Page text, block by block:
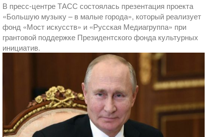
В пресс-центре ТАСС состоялась презентация проекта
«Большую музыку – в малые города», который реализует
фонд «Мост искусств» и «Русская Медиагруппа» при
грантовой поддержке Президентского фонда культурных
инициатив.